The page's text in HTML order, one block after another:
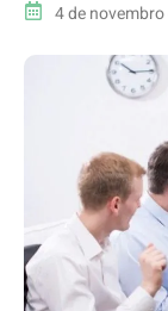
4 de novembro